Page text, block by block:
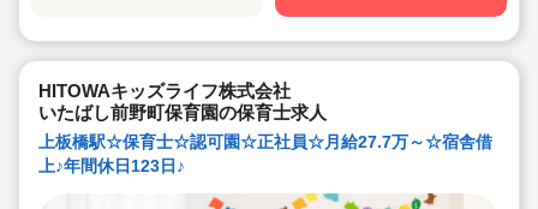
のような保育園
できる範囲で実施
◇在籍年数や保育経験に合わせた段階的な研修を年間総
計110回以上実施。研修も参加しやすい職場環境です
HITOWAキッズライフ株式会社
いたばし前野町保育園の保育士求人
上板橋駅☆保育士☆認可園☆正社員☆月給27.7万～☆宿舎借
上♪年間休日123日♪